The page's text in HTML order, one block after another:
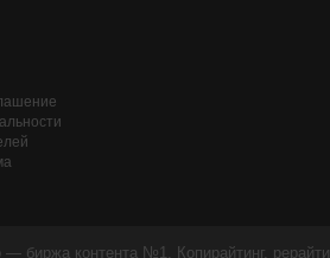
— биржа контента №1. Копирайтинг,